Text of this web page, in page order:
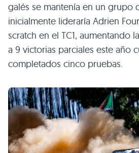
galés se mantenía en un grupo
inicialmente lideraría Adrien
scratch en el TC1, aumentando
a 9 victorias parciales este año
completados cinco pruebas.